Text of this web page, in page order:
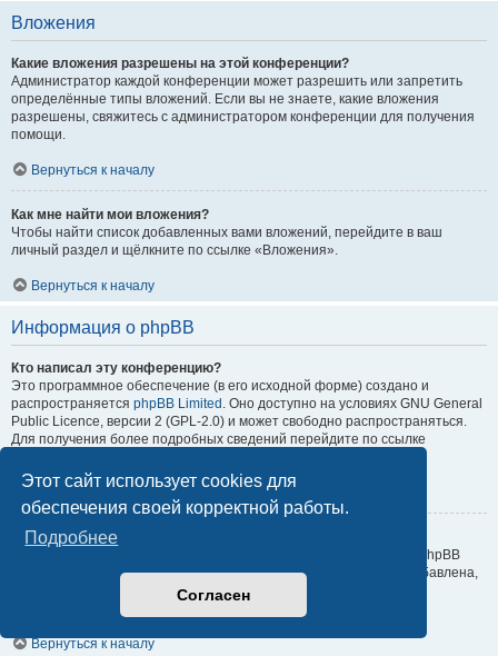
Этот сайт использует cookies для
обеспечения своей корректной работы.
Подробнее
Согласен
Вложения
Какие вложения разрешены на этой конференции?
Администратор каждой конференции может разрешить или запретить
определённые типы вложений. Если вы не знаете, какие вложения
разрешены, свяжитесь с администратором конференции для получения
помощи.
Вернуться к началу
Как мне найти мои вложения?
Чтобы найти список добавленных вами вложений, перейдите в ваш
личный раздел и щёлкните по ссылке «Вложения».
Вернуться к началу
Информация о phpBB
Кто написал эту конференцию?
Это программное обеспечение (в его исходной форме) создано и
распространяется phpBB Limited . Оно доступно на условиях GNU General
Public Licence, версии 2 (GPL-2.0) и может свободно распространяться.
Для получения более подробных сведений перейдите по ссылке
Почему здесь нет такой-то функции?
Это программное обеспечение было создано и лицензировано phpBB
Limited. Если вы считаете, что какая-то функция должна быть добавлена,
Центр идей phpBB, где можно отдать свой голос за уже
Вернуться к началу